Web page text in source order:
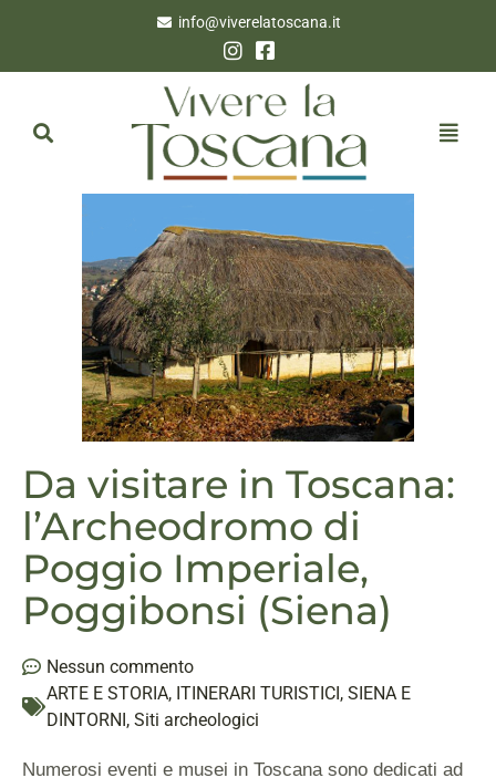
info@viverelatoscana.it
Da visitare in Toscana:
l’Archeodromo di
Poggio Imperiale,
Poggibonsi (Siena)
Nessun commento
ARTE E STORIA, ITINERARI TURISTICI, SIENA E
DINTORNI, Siti archeologici
Numerosi eventi e musei in Toscana sono dedicati ad